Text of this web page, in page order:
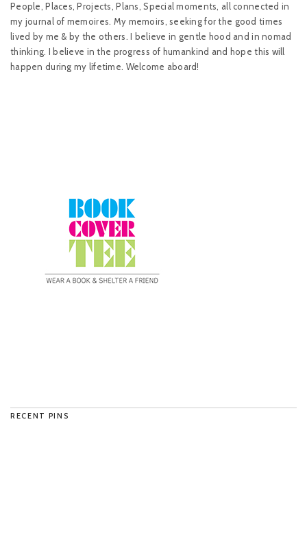
People, Places, Projects, Plans, Special moments, all connected in
my journal of memoires. My memoirs, seeking for the good times
lived by me & by the others. I believe in gentle hood and in nomad
thinking. I believe in the progress of humankind and hope this will
happen during my lifetime. Welcome aboard!
RECENT PINS